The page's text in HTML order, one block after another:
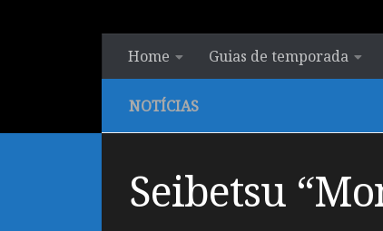
Home Guias de temporada
NOTÍCIAS
Seibetsu